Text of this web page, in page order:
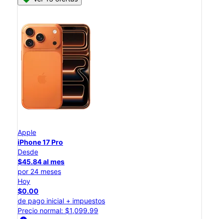
Apple
iPhone 17 Pro
Desde
$45.84 al mes
por 24 meses
Hoy
$0.00
de pago inicial + impuestos
Precio normal: $1,099.99